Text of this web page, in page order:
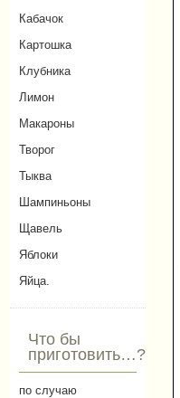
Кабачок
Картошка
Клубника
Лимон
Макароны
Творог
Тыква
Шампиньоны
Щавель
Яблоки
Яйца.
Что бы
приготовить…?
по случаю